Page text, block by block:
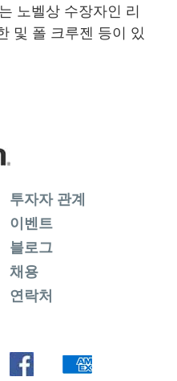
노벨상 수장자인 리
및 폴 크루젠 등이 있
투자자 관계
이벤트
블로그
채용
연락처